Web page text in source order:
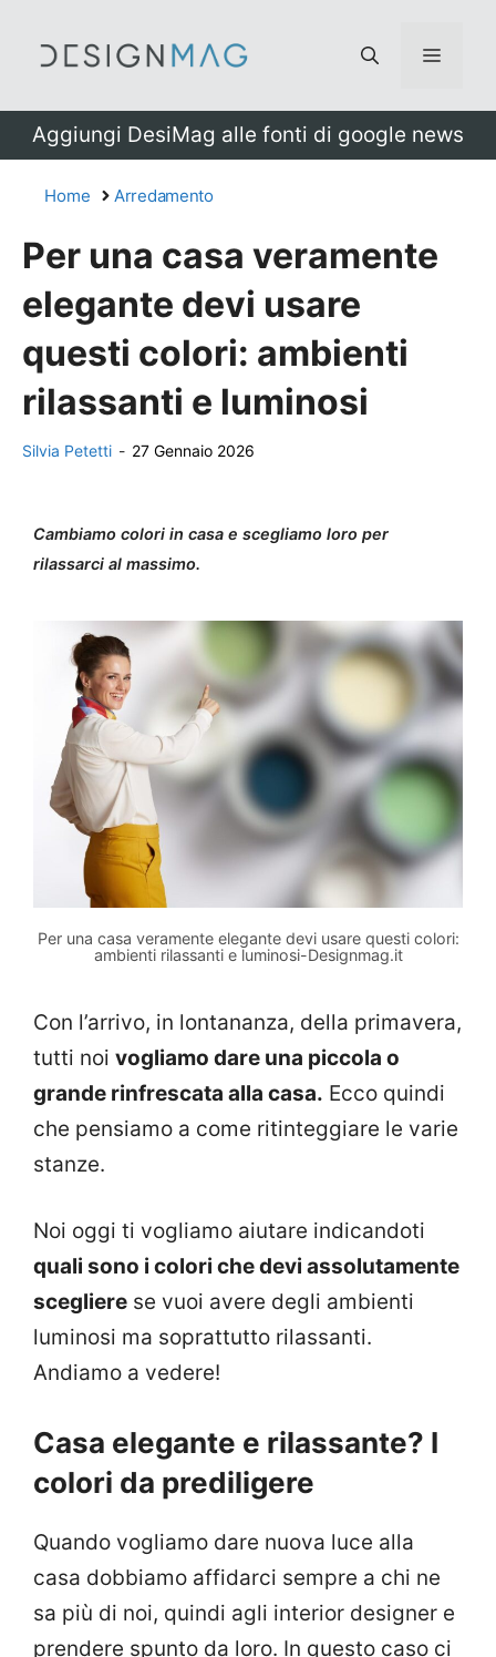
Menu
Aggiungi DesiMag alle fonti di google news
Home Arredamento
Per una casa veramente
elegante devi usare
questi colori: ambienti
rilassanti e luminosi
Silvia Petetti - 27 Gennaio 2026
Cambiamo colori in casa e scegliamo loro per
rilassarci al massimo.
Per una casa veramente elegante devi usare questi colori:
ambienti rilassanti e luminosi-Designmag.it
Con l’arrivo, in lontananza, della primavera,
tutti noi vogliamo dare una piccola o
grande rinfrescata alla casa. Ecco quindi
che pensiamo a come ritinteggiare le varie
stanze.
Noi oggi ti vogliamo aiutare indicandoti
quali sono i colori che devi assolutamente
scegliere se vuoi avere degli ambienti
luminosi ma soprattutto rilassanti.
Andiamo a vedere!
Casa elegante e rilassante? I
colori da prediligere
Quando vogliamo dare nuova luce alla
casa dobbiamo affidarci sempre a chi ne
sa più di noi, quindi agli interior designer e
prendere spunto da loro. In questo caso ci